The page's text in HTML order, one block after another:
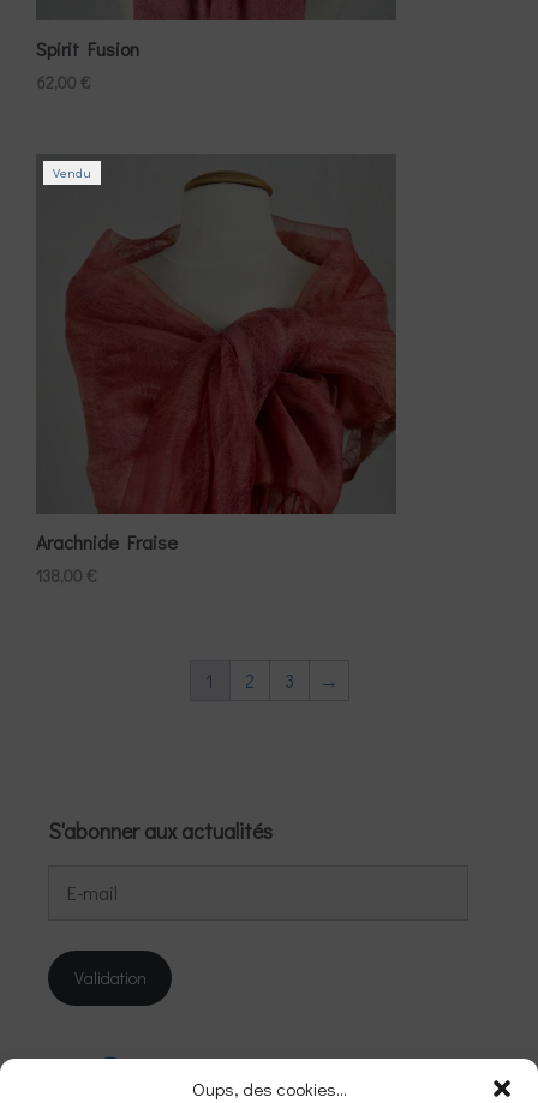
Oups, des cookies...
Spirit Fusion
62,00 €
Vendu
Arachnide Fraise
138,00 €
1 2 3 →
S'abonner aux actualités
mail
Validation
Instagram
Facebook